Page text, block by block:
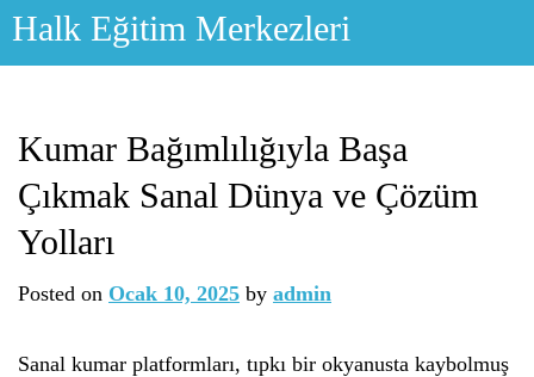
Skip
Halk Eğitim Merkezleri
Kumar Bağımlılığıyla Başa
Çıkmak Sanal Dünya ve Çözüm
Yolları
Posted on Ocak 10, 2025 by admin
Sanal kumar platformları, tıpkı bir okyanusta kaybolmuş